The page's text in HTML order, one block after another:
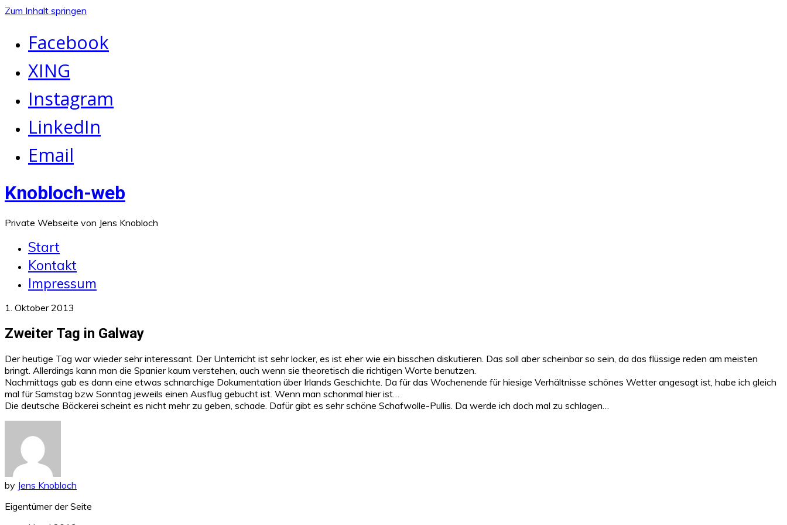
Zum Inhalt springen
Facebook
XING
Instagram
LinkedIn
Email
Knobloch-web
Private Webseite von Jens Knobloch
Start
Kontakt
Impressum
1. Oktober 2013
Zweiter Tag in Galway
Der heutige Tag war wieder sehr interessant. Der Unterricht ist sehr locker, es ist eher wie ein bisschen diskutieren. Das soll aber scheinbar so sein, da das flüssige reden am meisten
bringt. Allerdings kann man die Spanier kaum verstehen, auch wenn sie theoretisch die richtigen Worte benutzen.
Nachmittags gab es dann eine etwas schnarchige Dokumentation über Irlands Geschichte. Da für das Wochenende für hiesige Verhältnisse schönes Wetter angesagt ist, habe ich gleich
mal für Samstag bzw Sonntag jeweils einen Ausflug gebucht ist. Wenn man schonmal hier ist…
Die deutsche Bäckerei scheint es nicht mehr zu geben, schade. Dafür gibt es sehr schöne Schafwolle-Pullis. Da werde ich doch mal zu schlagen…
by Jens Knobloch
Eigentümer der Seite